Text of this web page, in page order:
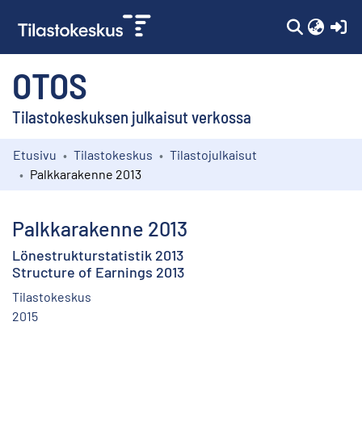
OTOS
Tilastokeskuksen julkaisut verkossa
Kokoelmat
Etusivu Tilastokeskus
Tilastojulkaisut
Palkkarakenne 2013
Palkkarakenne 2013
Lönestrukturstatistik 2013
Structure of Earnings 2013
Tilastokeskus
2015